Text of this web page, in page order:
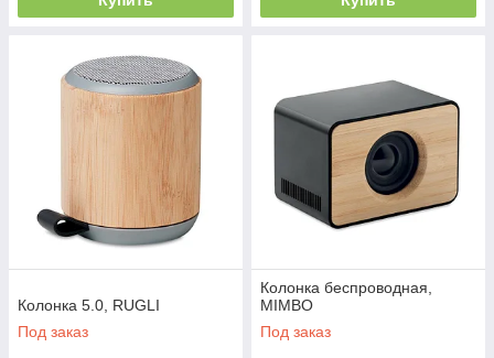
Колонка 5.0, RUGLI
Под заказ
Колонка беспроводная,
MIMBO
Под заказ